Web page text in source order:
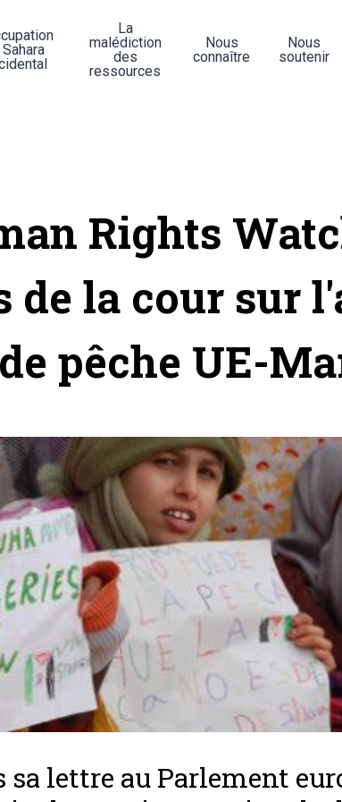
La
malédiction
des
ressources
Nous
connaître
Nous
soutenir
Rights
de la cour sur
pêche UE-
sa lettre au Parlement